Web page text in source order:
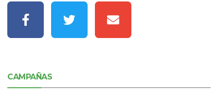
CAMPAÑAS